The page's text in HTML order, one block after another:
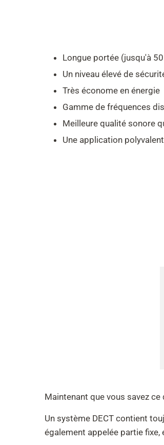
Longue portée (jusqu'à
Un niveau élevé de
Très économe en énergie
Gamme de fréquences
Meilleure qualité sonore
Une application
Maintenant que vous savez
Un système DECT contient
également appelée partie